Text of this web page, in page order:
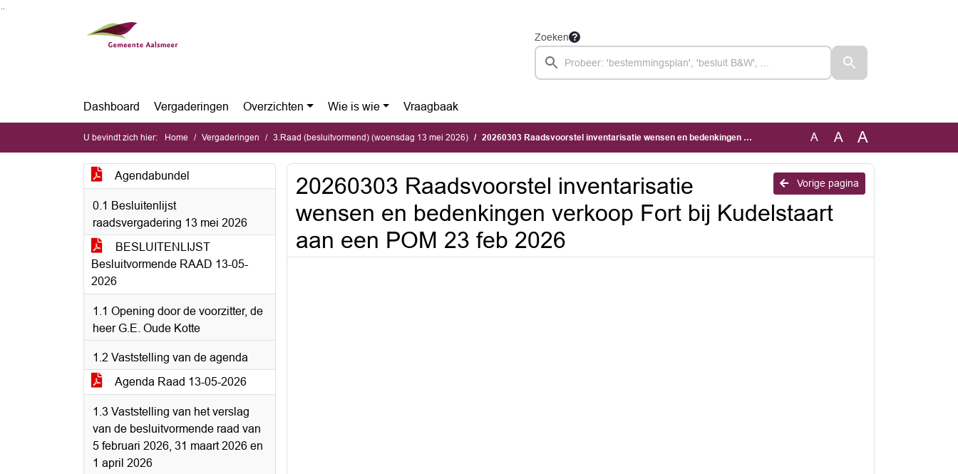
Zoeken
Dashboard Vergaderingen Overzichten Wie is wie Vraagbaak
U bevindt zich hier: Home Vergaderingen 3.Raad (besluitvormend) (woensdag 13 mei 2026) 20260303 Raadsvoorstel inventarisatie wensen en bedenkingen verkoop Fort bij Kudelstaart aan een POM 23 feb 2026 A A A
Agendabundel
0.1 Besluitenlijst
raadsvergadering 13 mei 2026
BESLUITENLIJST
Besluitvormende RAAD 13-05-
2026
1.1 Opening door de voorzitter, de
heer G.E. Oude Kotte
1.2 Vaststelling van de agenda
Agenda Raad 13-05-2026
1.3 Vaststelling van het verslag
van de besluitvormende raad van
5 februari 2026, 31 maart 2026 en
1 april 2026
Vorige pagina
20260303 Raadsvoorstel inventarisatie
wensen en bedenkingen verkoop Fort bij Kudelstaart
aan een POM 23 feb 2026